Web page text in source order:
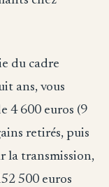
du cadre
ans, vous
4 600 euros (9
retirés, puis
la transmission,
500 euros